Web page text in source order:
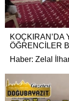
KOÇKIRAN’DA
ÖĞRENCİLER
Haber: Zelal